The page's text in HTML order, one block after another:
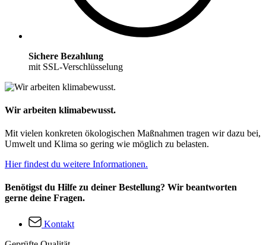
Sichere Bezahlung
mit SSL-Verschlüsselung
Wir arbeiten klimabewusst.
Mit vielen konkreten ökologischen Maßnahmen tragen wir dazu bei,
Umwelt und Klima so gering wie möglich zu belasten.
Hier findest du weitere Informationen.
Benötigst du Hilfe zu deiner Bestellung? Wir beantworten
gerne deine Fragen.
Kontakt